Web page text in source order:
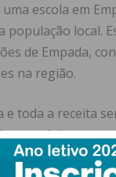
escola em
local.
de Empada,
na região.
toda a receita
a música e